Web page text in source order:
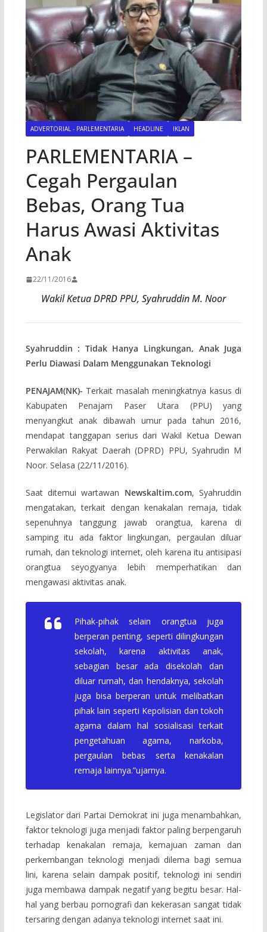
ADVERTORIAL - PARLEMENTARIA HEADLINE IKLAN
PARLEMENTARIA –
Cegah Pergaulan
Bebas, Orang Tua
Harus Awasi Aktivitas
Anak
22/11/2016
Wakil Ketua DPRD PPU, Syahruddin M. Noor
Syahruddin : Tidak Hanya Lingkungan, Anak Juga
Perlu Diawasi Dalam Menggunakan Teknologi
PENAJAM(NK)- Terkait masalah meningkatnya kasus di
Kabupaten Penajam Paser Utara (PPU) yang
menyangkut anak dibawah umur pada tahun 2016,
mendapat tanggapan serius dari Wakil Ketua Dewan
Perwakilan Rakyat Daerah (DPRD) PPU, Syahrudin M
Noor. Selasa (22/11/2016).
Saat ditemui wartawan Newskaltim.com, Syahruddin
mengatakan, terkait dengan kenakalan remaja, tidak
sepenuhnya tanggung jawab orangtua, karena di
samping itu ada faktor lingkungan, pergaulan diluar
rumah, dan teknologi internet, oleh karena itu antisipasi
orangtua seyogyanya lebih memperhatikan dan
mengawasi aktivitas anak.
Pihak-pihak selain orangtua juga
berperan penting, seperti dilingkungan
sekolah, karena aktivitas anak,
sebagian besar ada disekolah dan
diluar rumah, dan hendaknya, sekolah
juga bisa berperan untuk melibatkan
pihak lain seperti Kepolisian dan tokoh
agama dalam hal sosialisasi terkait
pengetahuan agama, narkoba,
pergaulan bebas serta kenakalan
remaja lainnya.”ujarnya.
Legislator dari Partai Demokrat ini juga menambahkan,
faktor teknologi juga menjadi faktor paling berpengaruh
terhadap kenakalan remaja, kemajuan zaman dan
perkembangan teknologi menjadi dilema bagi semua
lini, karena selain dampak positif, teknologi ini sendiri
juga membawa dampak negatif yang begitu besar. Hal-
hal yang berbau pornografi dan kekerasan sangat tidak
tersaring dengan adanya teknologi internet saat ini.